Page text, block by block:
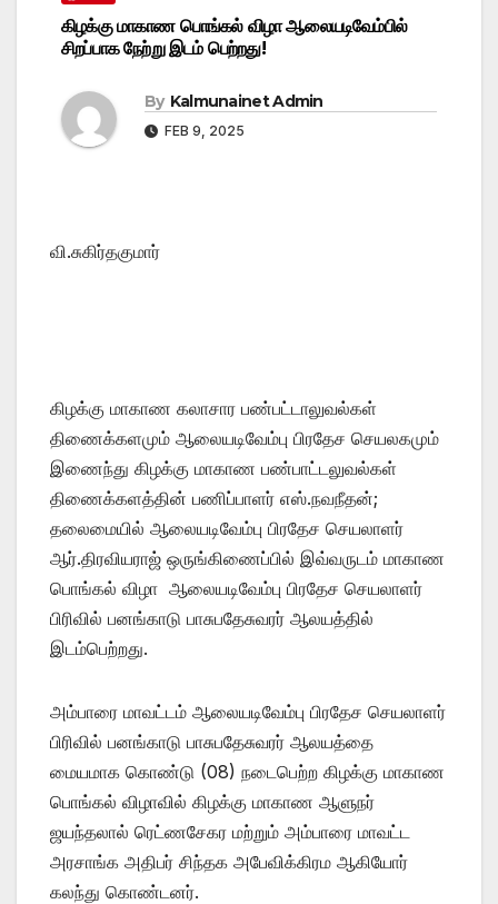
கிழக்கு மாகாண பொங்கல் விழா ஆலையடிவேம்பில்
சிறப்பாக நேற்று இடம் பெற்றது!
By Kalmunainet Admin
FEB 9, 2025
வி.சுகிர்தகுமார்
கிழக்கு மாகாண கலாசார பண்பட்டாலுவல்கள்
திணைக்களமும் ஆலையடிவேம்பு பிரதேச செயலகமும்
இணைந்து கிழக்கு மாகாண பண்பாட்டலுவல்கள்
திணைக்களத்தின் பணிப்பாளர் எஸ்.நவநீதன்;
தலைமையில் ஆலையடிவேம்பு பிரதேச செயலாளர்
ஆர்.திரவியராஜ் ஒருங்கிணைப்பில் இவ்வருடம் மாகாண
பொங்கல் விழா ஆலையடிவேம்பு பிரதேச செயலாளர்
பிரிவில் பனங்காடு பாசுபதேசுவரர் ஆலயத்தில்
இடம்பெற்றது.
அம்பாரை மாவட்டம் ஆலையடிவேம்பு பிரதேச செயலாளர்
பிரிவில் பனங்காடு பாசுபதேசுவரர் ஆலயத்தை
மையமாக கொண்டு (08) நடைபெற்ற கிழக்கு மாகாண
பொங்கல் விழாவில் கிழக்கு மாகாண ஆளுநர்
ஜயந்தலால் ரெட்ணசேகர மற்றும் அம்பாரை மாவட்ட
அரசாங்க அதிபர் சிந்தக அபேவிக்கிரம ஆகியோர்
கலந்து கொண்டனர்.